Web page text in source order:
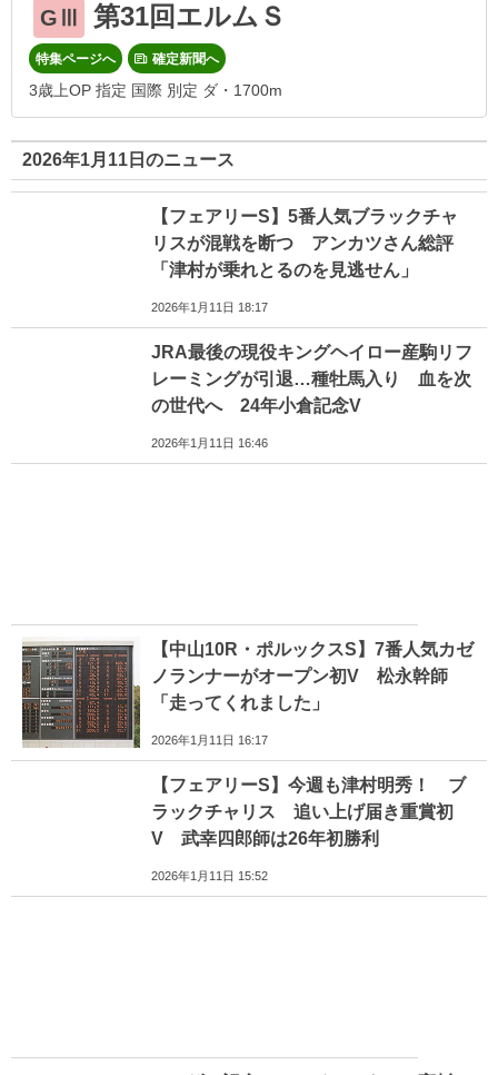
GⅢ 第31回エルムＳ
特集ページへ 確定新聞へ
3歳上OP 指定 国際 別定 ダ・1700m
2026年1月11日のニュース
【フェアリーS】5番人気ブラックチャ
リスが混戦を断つ アンカツさん総評
「津村が乗れとるのを見逃せん」
2026年1月11日 18:17
JRA最後の現役キングヘイロー産駒リフ
レーミングが引退…種牡馬入り 血を次
の世代へ 24年小倉記念V
2026年1月11日 16:46
【中山10R・ポルックスS】7番人気カゼ
ノランナーがオープン初V 松永幹師
「走ってくれました」
2026年1月11日 16:17
【フェアリーS】今週も津村明秀！ ブ
ラックチャリス 追い上げ届き重賞初
V 武幸四郎師は26年初勝利
2026年1月11日 15:52